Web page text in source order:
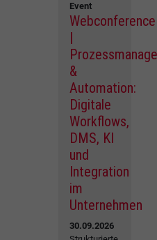
Event
Webconference
|
&
Automation:
Digitale
Workflows,
DMS, KI
und
Integration
im
Unternehmen
30.09.2026